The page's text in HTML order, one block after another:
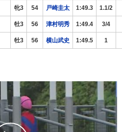
牝3 54 戸崎圭太 1:49.3 1.1/2
牡3 56 津村明秀 1:49.4 3/4
牡3 56 横山武史 1:49.5 1